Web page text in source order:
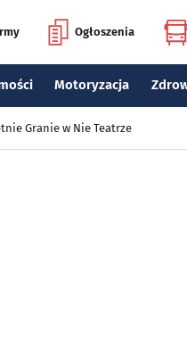
Ogłoszenia
Motoryzacja
Granie w Nie Teatrze